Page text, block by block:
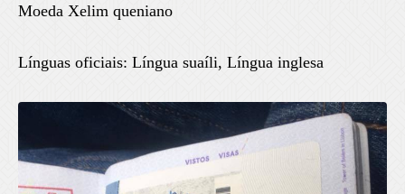
Moeda Xelim queniano
Línguas oficiais: Língua suaíli, Língua inglesa